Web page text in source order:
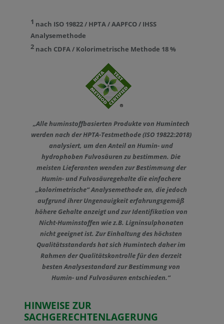
1 nach ISO 19822 / HPTA /AAPFCO/ IHSS
Analysemethode
2 nach CDFA / Kolorimetrische Methode 18 %
„Alle huminstoffbasierten Produkte von Humintech
werden nach der HPTA-Testmethode (ISO 19822:2018)
analysiert, um den Anteil an Humin- und
hydrophoben Fulvosäuren zu bestimmen. Die
meisten Lieferanten wenden zur Bestimmung der
Humin- und Fulvosäuregehalte die einfachere
„kolorimetrische“ Analysemethode an, die jedoch
aufgrund ihrer Ungenauigkeit erfahrungsgemäß
höhere Gehalte anzeigt und zur Identifikation von
Nicht-Huminstoffen wie z.B. Ligninsulphonaten
nicht geeignet ist. Zur Einhaltung des höchsten
Qualitätsstandards hat sich Humintech daher im
Rahmen der Qualitätskontrolle für den derzeit
besten Analysestandard zur Bestimmung von
Humin- und Fulvosäuren entschieden.“
HINWEISE ZUR
SACHGERECHTENLAGERUNG